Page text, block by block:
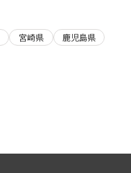
宮崎県
鹿児島県